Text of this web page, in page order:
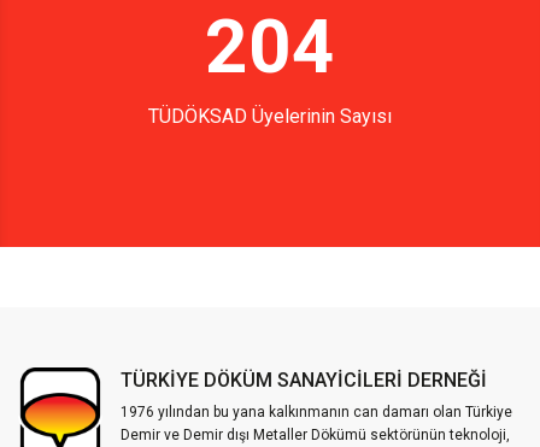
204
TÜDÖKSAD Üyelerinin Sayısı
TÜRKİYE DÖKÜM SANAYİCİLERİ DERNEĞİ
1976 yılından bu yana kalkınmanın can damarı olan Türkiye
Demir ve Demir dışı Metaller Dökümü sektörünün teknoloji,